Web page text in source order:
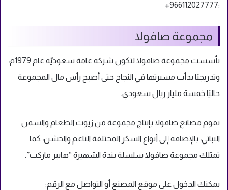
:
966112027777+
مجموعة صافولا
تأسست مجموعة صافولا لتكون شركة عامة سعوديّة عام 1979م،
وتدريجيًا بدأت مسيرتها في النجاح حتى أصبح رأس مال المجموعة
حاليًا خمسة مليار ريال سعودي.
تقوم مصانع صافولا بإنتاج مجموعة من زيوت الطعام والسمن
النباتي، بالإضافة إلى أنواع السكر المختلفة الناعم والخشن، كما
تمتلك مجموعة صافولا سلسلة بندة الشهيرة “هايبر ماركت”.
يمكنك الدخول على موقع المصنع أو التواصل مع الرقم: